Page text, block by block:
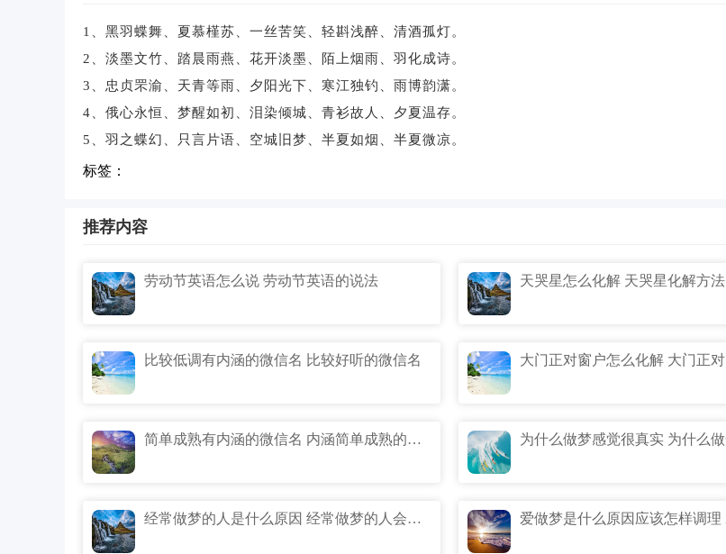
1、黑羽蝶舞、夏慕槿苏、一丝苦笑、轻斟浅醉、清酒孤灯。
2、淡墨文竹、踏晨雨燕、花开淡墨、陌上烟雨、羽化成诗。
3、忠贞罘渝、天青等雨、夕阳光下、寒江独钓、雨博韵潇。
4、俄心永恒、梦醒如初、泪染倾城、青衫故人、夕夏温存。
5、羽之蝶幻、只言片语、空城旧梦、半夏如烟、半夏微凉。
标签：
推荐内容
劳动节英语怎么说 劳动节英语的说法 天哭星怎么化解 天哭星化解方法
比较低调有内涵的微信名 比较好听的微信名
简单成熟有内涵的微信名 内涵简单成熟的微信名
经常做梦的人是什么原因 经常做梦的人会是什么样的原因